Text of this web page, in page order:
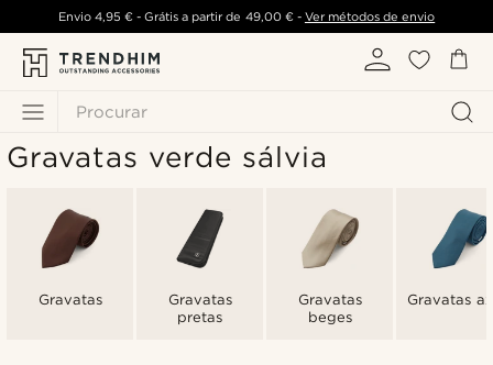
Procurar
Envio 4,95 €- Grátis a partir de 49,00 €- Ver métodos de envio
Gravatas verde sálvia
Gravatas
Gravatas
pretas
Gravatas
beges
Gravatas